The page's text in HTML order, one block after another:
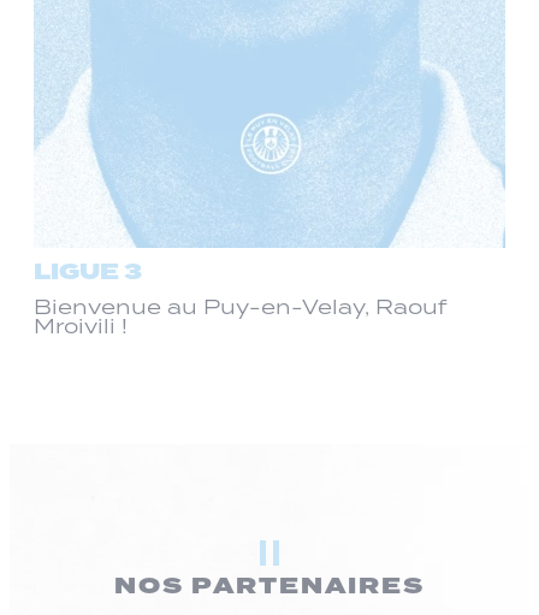
LIGUE 3
Bienvenue au Puy-en-Velay, Raouf
Mroivili !
NOS PARTENAIRES